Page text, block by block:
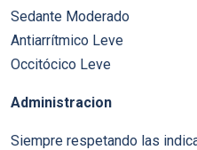
Sedante Moderado
Antiarrítmico Leve
Occitócico Leve
Administracion
Siempre respetando las